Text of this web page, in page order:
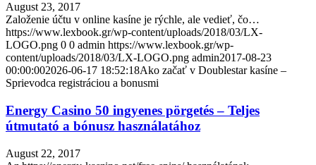
August 23, 2017
Založenie účtu v online kasíne je rýchle, ale vedieť, čo…
https://www.lexbook.gr/wp-content/uploads/2018/03/LX-
LOGO.png 0 0 admin https://www.lexbook.gr/wp-
content/uploads/2018/03/LX-LOGO.png admin2017-08-23
00:00:002026-06-17 18:52:18Ako začať v Doublestar kasíne –
Sprievodca registráciou a bonusmi
Energy Casino 50 ingyenes pörgetés – Teljes
útmutató a bónusz használatához
August 22, 2017